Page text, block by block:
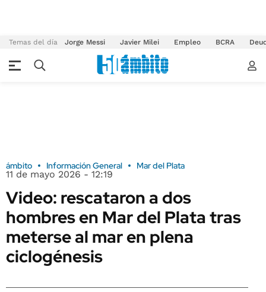
Temas del día Jorge Messi Javier Milei Empleo BCRA
ámbito Información General Mar del Plata
11 de mayo 2026 - 12:19
Video: rescataron a dos
hombres en Mar del Plata tras
meterse al mar en plena
ciclogénesis